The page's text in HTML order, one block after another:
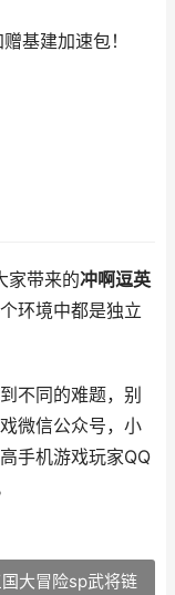
基建加速包！
家带来的冲啊逗英
环境中都是独立
不同的难题，别
微信公众号，小
手机游戏玩家QQ
大冒险sp武将链